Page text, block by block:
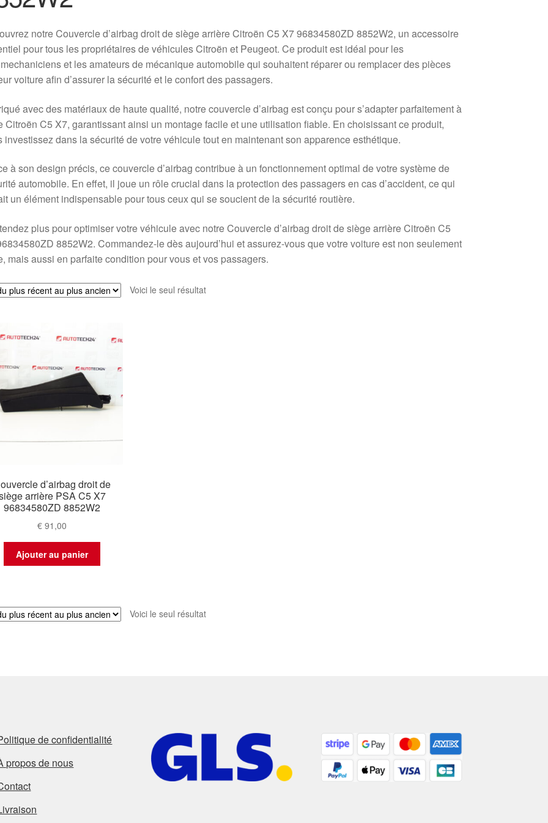
notre Couvercle d’airbag droit de siège arrière Citroën C5 X7 96834580ZD 8852W2, un accessoire
pour tous les propriétaires de véhicules Citroën et Peugeot. Ce produit est idéal pour les
et les amateurs de mécanique automobile qui souhaitent réparer ou remplacer des pièces
voiture afin d’assurer la sécurité et le confort des passagers.
avec des matériaux de haute qualité, notre couvercle d’airbag est conçu pour s’adapter parfaitement à
Citroën C5 X7, garantissant ainsi un montage facile et une utilisation fiable. En choisissant ce produit,
investissez dans la sécurité de votre véhicule tout en maintenant son apparence esthétique.
à son design précis, ce couvercle d’airbag contribue à un fonctionnement optimal de votre système de
automobile. En effet, il joue un rôle crucial dans la protection des passagers en cas d’accident, ce qui
un élément indispensable pour tous ceux qui se soucient de la sécurité routière.
plus pour optimiser votre véhicule avec notre Couvercle d’airbag droit de siège arrière Citroën C5
8852W2. Commandez-le dès aujourd’hui et assurez-vous que votre voiture est non seulement
mais aussi en parfaite condition pour vous et vos passagers.
Voici le seul résultat
d’airbag droit de
arrière PSA C5 X7
96834580ZD 8852W2
€ 91,00
Ajouter au panier
Voici le seul résultat
de confidentialité
propos de nous